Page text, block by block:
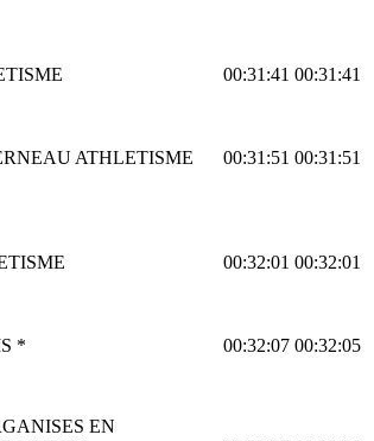
00:31:41 00:31:41
ATHLETISME 00:31:51 00:31:51
00:32:01 00:32:01
* 00:32:07 00:32:05
EN